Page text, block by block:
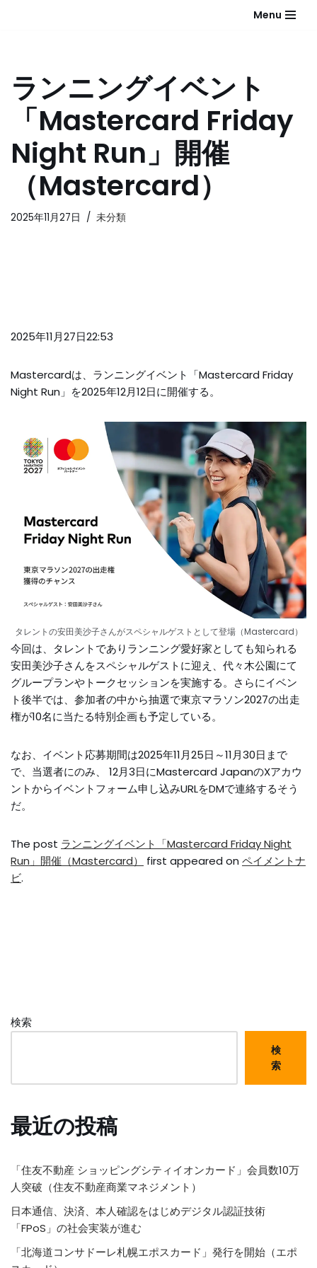
ン
ツ
キ
Menu
ランニングイベント
「Mastercard Friday
Night Run」開催
（Mastercard）
2025年11月27日 未分類
2025年11月27日22:53
Mastercardは、ランニングイベント「Mastercard Friday
Night Run」を2025年12月12日に開催する。
タレントの安田美沙子さんがスペシャルゲストとして登場（Mastercard）
今回は、タレントでありランニング愛好家としても知られる
安田美沙子さんをスペシャルゲストに迎え、代々木公園にて
グループランやトークセッションを実施する。さらにイベン
ト後半では、参加者の中から抽選で東京マラソン2027の出走
権が10名に当たる特別企画も予定している。
なお、イベント応募期間は2025年11月25日～11月30日まで
で、当選者にのみ、 12月3日にMastercard JapanのXアカウ
ントからイベントフォーム申し込みURLをDMで連絡するそう
だ。
The post ランニングイベント「Mastercard Friday Night
Run」開催（Mastercard）
first appeared on ペイメントナ
ビ.
検索
検
索
最近の投稿
「住友不動産 ショッピングシティイオンカード」会員数10万
人突破（住友不動産商業マネジメント）
日本通信、決済、本人確認をはじめデジタル認証技術
「FPoS」の社会実装が進む
「北海道コンサドーレ札幌エポスカード」発行を開始（エポ